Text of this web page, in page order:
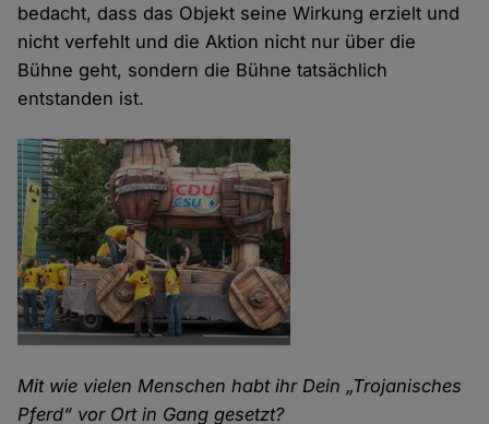
bedacht, dass das Objekt seine Wirkung erzielt und
nicht verfehlt und die Aktion nicht nur über die
Bühne geht, sondern die Bühne tatsächlich
entstanden ist.
Mit wie vielen Menschen habt ihr Dein „Trojanisches
Pferd“ vor Ort in Gang gesetzt?